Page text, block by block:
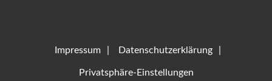
Impressum Datenschutzerklärung
Privatsphäre-Einstellungen